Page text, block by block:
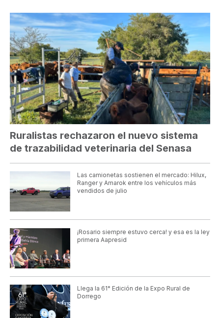
Ruralistas rechazaron el nuevo sistema
de trazabilidad veterinaria del Senasa
Las camionetas sostienen el mercado: Hilux,
Ranger y Amarok entre los vehículos más
vendidos de julio
¡Rosario siempre estuvo cerca! y esa es la ley
primera Aapresid
Llega la 61° Edición de la Expo Rural de
Dorrego